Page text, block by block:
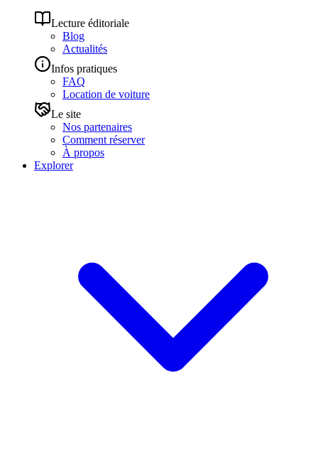
Lecture éditoriale
Blog
Actualités
Infos pratiques
FAQ
Location de voiture
Le site
Nos partenaires
Comment réserver
À propos
Explorer